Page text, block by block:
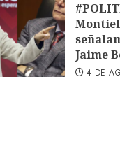
Jaime
4 DE